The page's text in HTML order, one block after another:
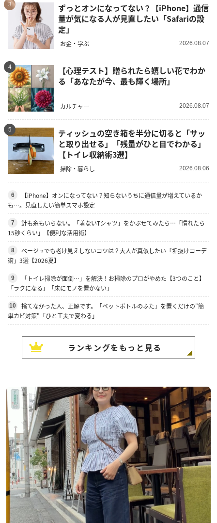
3
ずっとオンになってない？【iPhone】通信
量が気になる人が見直したい「Safariの設
定」
お金・学ぶ 2026.08.07
4
【心理テスト】贈られたら嬉しい花でわか
る「あなたが今、最も輝く場所」
カルチャー 2026.08.07
5
ティッシュの空き箱を半分に切ると「サッ
と取り出せる」「残量がひと目でわかる」
【トイレ収納術3選】
掃除・暮らし 2026.08.06
6
【iPhone】オンになってない？知らないうちに通信量が増えているか
も…。見直したい簡単スマホ設定
7
針も糸もいらない。「着ないTシャツ」をかぶせてみたら…「慣れたら
15秒くらい」【便利な活用術】
8
ベージュでも老け見えしないコツは？大人が真似したい「垢抜けコーデ
術」3選【2026夏】
9
「トイレ掃除が面倒…」を解決！お掃除のプロがやめた【3つのこと】
「ラクになる」「床にモノを置かない」
10
捨てなかった人、正解です。「ペットボトルのふた」を置くだけの"簡
単カビ対策"「ひと工夫で変わる」
ランキングをもっと見る